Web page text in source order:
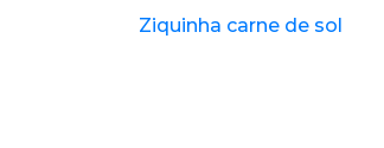
Ziquinha carne de sol